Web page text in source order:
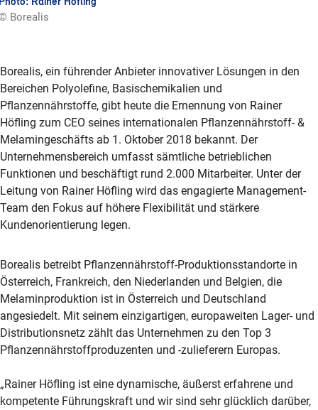
Borealis
Borealis, ein führender Anbieter innovativer Lösungen in den
Bereichen Polyolefine, Basischemikalien und
Pflanzennährstoffe, gibt heute die Ernennung von Rainer
Höfling zum CEO seines internationalen Pflanzennährstoff- &
Melamingeschäfts ab 1. Oktober 2018 bekannt. Der
Unternehmensbereich umfasst sämtliche betrieblichen
Funktionen und beschäftigt rund 2.000 Mitarbeiter. Unter der
Leitung von Rainer Höfling wird das engagierte Management-
Team den Fokus auf höhere Flexibilität und stärkere
Kundenorientierung legen.
Borealis betreibt Pflanzennährstoff-Produktionsstandorte in
Österreich, Frankreich, den Niederlanden und Belgien, die
Melaminproduktion ist in Österreich und Deutschland
angesiedelt. Mit seinem einzigartigen, europaweiten Lager- und
Distributionsnetz zählt das Unternehmen zu den Top 3
Pflanzennährstoffproduzenten und -zulieferern Europas.
„Rainer Höfling ist eine dynamische, äußerst erfahrene und
kompetente Führungskraft und wir sind sehr glücklich darüber,